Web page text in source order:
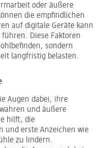
oder äußere
die empfindlichen
auf digitale Geräte kann
Diese Faktoren
sondern
langfristig belasten.
Augen dabei, ihre
und äußere
hilft, die
und erste Anzeichen wie
zu lindern.